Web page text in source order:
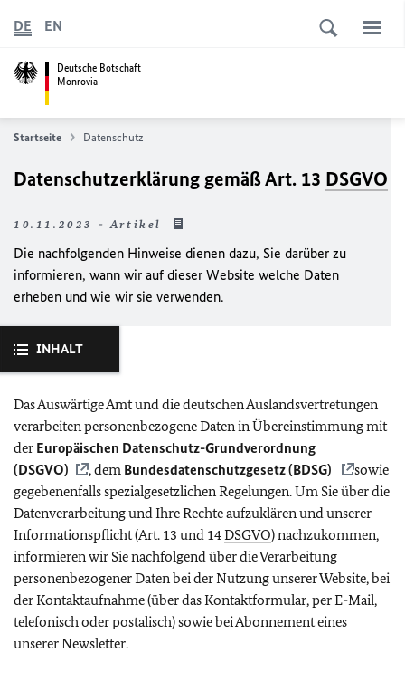
Deutsche Botschaft
Monrovia
DE EN
Startseite Datenschutz
Datenschutzerklärung gemäß Art. 13 DSGVO
10.11.2023 - Artikel
Die nachfolgenden Hinweise dienen dazu, Sie darüber zu
informieren, wann wir auf dieser Website welche Daten
erheben und wie wir sie verwenden.
INHALT
Das Auswärtige Amt und die deutschen Auslandsvertretungen
verarbeiten personenbezogene Daten in Übereinstimmung mit
der Europäischen Datenschutz-Grundverordnung
(DSGVO) , dem Bundesdatenschutzgesetz (BDSG)
sowie
gegebenenfalls spezialgesetzlichen Regelungen. Um Sie über die
Datenverarbeitung und Ihre Rechte aufzuklären und unserer
Informationspflicht (Art. 13 und 14DSGVO) nachzukommen,
informieren wir Sie nachfolgend über die Verarbeitung
personenbezogener Daten bei der Nutzung unserer Website, bei
der Kontaktaufnahme (über das Kontaktformular, per E-Mail,
telefonisch oder postalisch) sowie bei Abonnement eines
unserer Newsletter.